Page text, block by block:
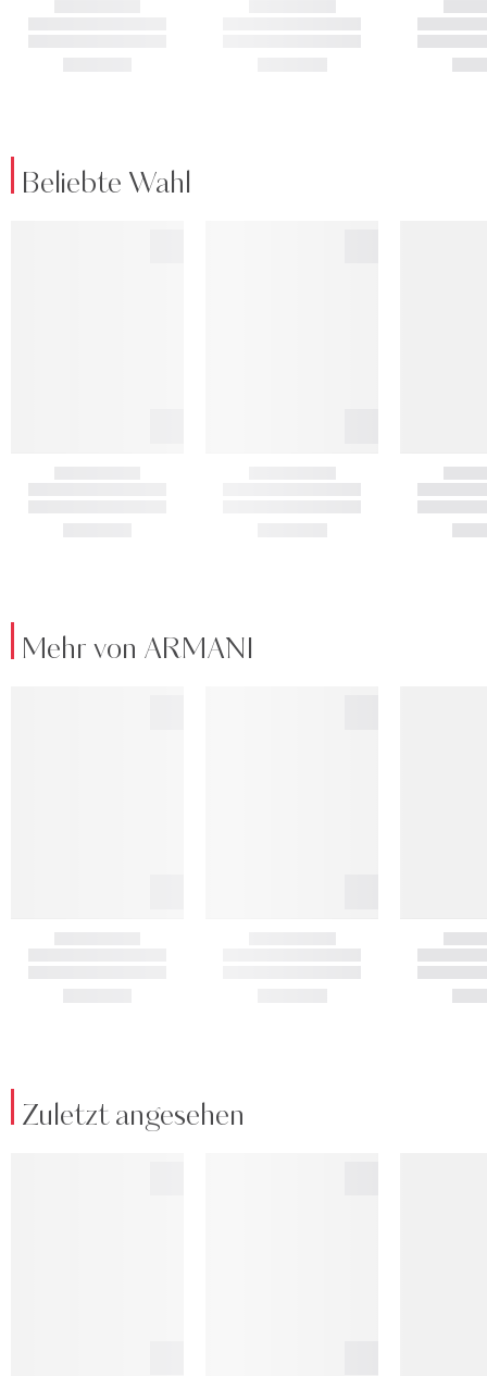
Beliebte Wahl
Mehr von ARMANI
Zuletzt angesehen